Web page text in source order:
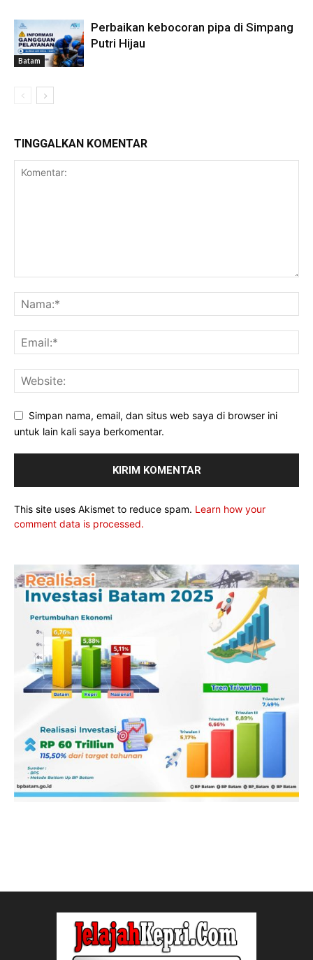
Batam
Perbaikan kebocoran pipa di Simpang
Putri Hijau
TINGGALKAN KOMENTAR
Simpan nama, email, dan situs web saya di browser ini
untuk lain kali saya berkomentar.
This site uses Akismet to reduce spam. Learn how your
comment data is processed.